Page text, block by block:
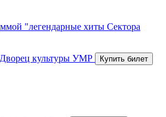
"легендарные хиты Сектора
Дворец культуры УМР